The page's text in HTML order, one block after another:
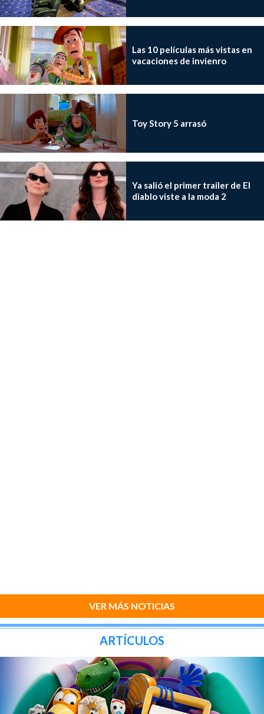
Las 10 películas más vistas en
vacaciones de invienro
Toy Story 5 arrasó
Ya salió el primer trailer de El
diablo viste a la moda 2
VER MÁS NOTICIAS
ARTÍCULOS